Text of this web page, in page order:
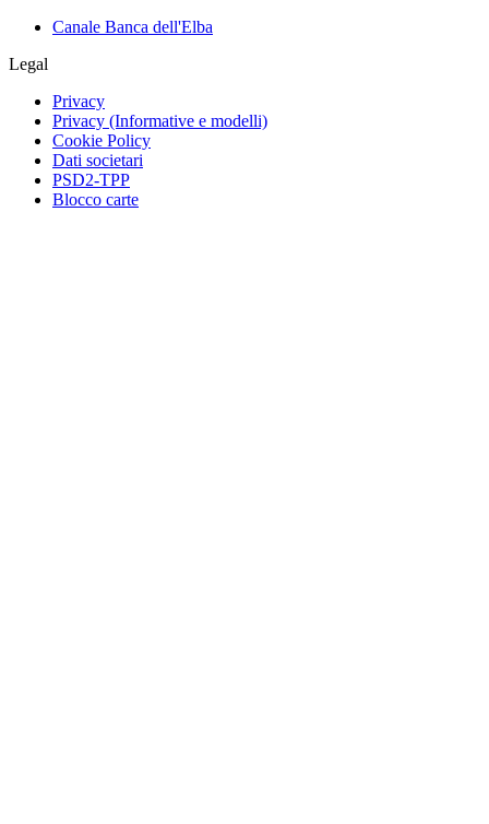
Canale Banca dell'Elba
Legal
Privacy
Privacy (Informative e modelli)
Cookie Policy
Dati societari
PSD2-TPP
Blocco carte